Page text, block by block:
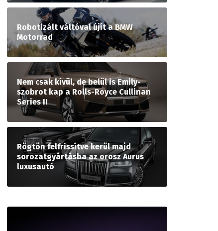
Robotizált váltóval újít a BMW
Motorrad
Nem csak kívül, de belül is Emily-
szobrot kap a Rolls-Royce Cullinan
Series II
Rögtön felfrissítve kerül majd
sorozatgyártásba az orosz Aurus
luxusautó